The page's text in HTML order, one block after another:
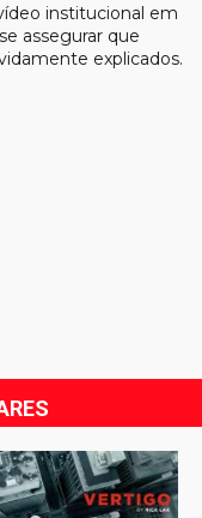
institucional em
assegurar que
explicados.